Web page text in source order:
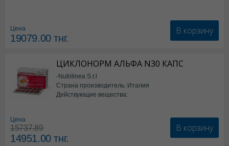
Цена
19079.00тнг.
В корзину
ЦИКЛОНОРМ АЛЬФА N30 КАПС
-Nutrilinea S.r.l
Страна производитель: Италия
Действующие вещества:
Цена
15737.89
14951.00тнг.
В корзину